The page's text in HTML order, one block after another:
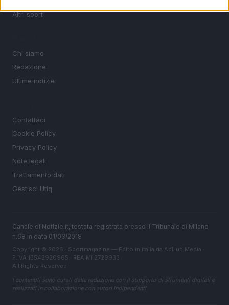
Altri sport
Chi siamo
Redazione
Ultime notizie
Contattaci
Cookie Policy
Privacy Policy
Note legali
Trattamento dati
Gestisci Utiq
Canale di Notizie.it, testata registrata presso il Tribunale di Milano
n.68 in data 01/03/2018
Copyright © 2026 · Sportmagazine — Edito in Italia da AdHub Media
P.IVA 13542920965 · REA MI 2729933
All Rights Reserved
I contenuti sono curati dalla redazione con il supporto di strumenti digitali e
realizzati in collaborazione con autori indipendenti.